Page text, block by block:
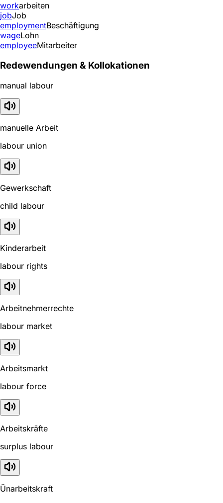
workarbeiten
jobJob
employmentBeschäftigung
wageLohn
employeeMitarbeiter
Redewendungen & Kollokationen
manual labour
manuelle Arbeit
labour union
Gewerkschaft
child labour
Kinderarbeit
labour rights
Arbeitnehmerrechte
labour market
Arbeitsmarkt
labour force
Arbeitskräfte
surplus labour
Ünarbeitskraft